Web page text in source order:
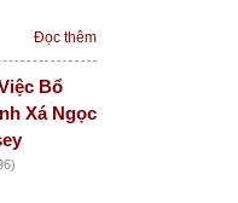
Đọc thêm
Bổ
Xá Ngọc